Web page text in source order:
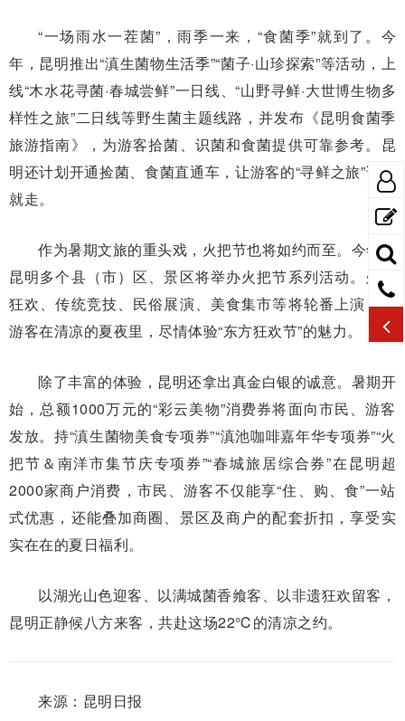
“一场雨水一茬菌”，雨季一来，“食菌季”就到了。今
年，昆明推出“滇生菌物生活季”“菌子·山珍探索”等活动，上
线“木水花寻菌·春城尝鲜”一日线、“山野寻鲜·大世博生物多
样性之旅”二日线等野生菌主题线路，并发布《昆明食菌季
旅游指南》，为游客拾菌、识菌和食菌提供可靠参考。昆
明还计划开通捡菌、食菌直通车，让游客的“寻鲜之旅”说走
就走。
作为暑期文旅的重头戏，火把节也将如约而至。今年，
昆明多个县（市）区、景区将举办火把节系列活动。火把
狂欢、传统竞技、民俗展演、美食集市等将轮番上演，让
游客在清凉的夏夜里，尽情体验“东方狂欢节”的魅力。
除了丰富的体验，昆明还拿出真金白银的诚意。暑期开
始，总额1000万元的“彩云美物”消费券将面向市民、游客
发放。持“滇生菌物美食专项券”“滇池咖啡嘉年华专项券”“火
把节＆南洋市集节庆专项券”“春城旅居综合券”在昆明超
2000家商户消费，市民、游客不仅能享“住、购、食”一站
式优惠，还能叠加商圈、景区及商户的配套折扣，享受实
实在在的夏日福利。
以湖光山色迎客、以满城菌香飨客、以非遗狂欢留客，
昆明正静候八方来客，共赴这场22℃的清凉之约。
来源：昆明日报